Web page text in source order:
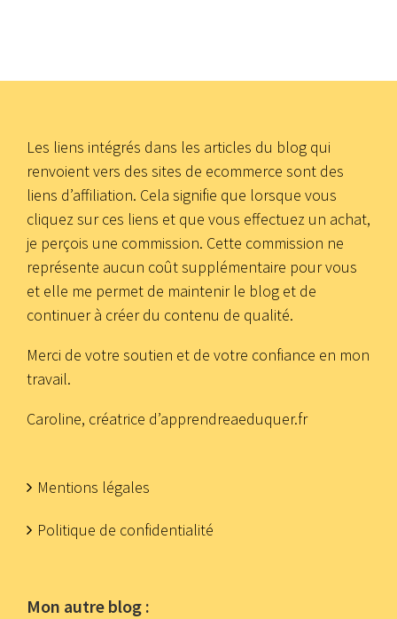
Les liens intégrés dans les articles du blog qui
renvoient vers des sites de ecommerce sont des
liens d’affiliation. Cela signifie que lorsque vous
cliquez sur ces liens et que vous effectuez un achat,
je perçois une commission. Cette commission ne
représente aucun coût supplémentaire pour vous
et elle me permet de maintenir le blog et de
continuer à créer du contenu de qualité.
Merci de votre soutien et de votre confiance en mon
travail.
Caroline, créatrice d’apprendreaeduquer.fr
Mentions légales
Politique de confidentialité
Mon autre blog :